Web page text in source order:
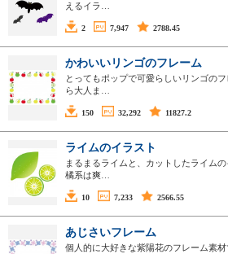
えるイラ…
2 7,947 2788.45
かわいいリンゴのフレーム
とってもポップで可愛らしいリンゴの
ら大人ま…
150 32,292 11827.2
ライムのイラスト
まるまるライムと、カットしたライム
橘系は爽…
10 7,233 2566.55
あじさいフレーム
個人的に大好きな紫陽花のフレーム素